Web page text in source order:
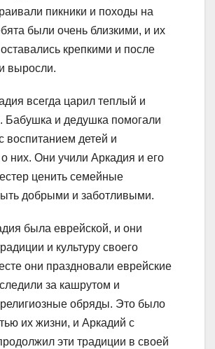
пикники и походы на
были очень близкими, и их
крепкими и после
выросли.
всегда царил теплый и
Бабушка и дедушка помогали
воспитанием детей и
о них. Они учили Аркадия и его
ценить семейные
добрыми и заботливыми.
была еврейской, и они
и культуру своего
они праздновали еврейские
за кашрутом и
обряды. Это было
их жизни, и Аркадий с
эти традиции в своей